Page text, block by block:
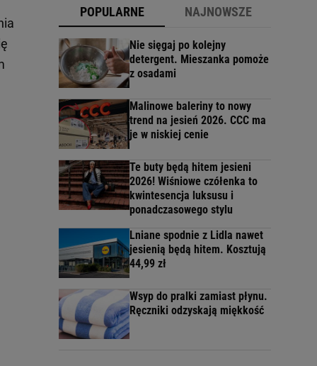
POPULARNE NAJNOWSZE
Nie sięgaj po kolejny
detergent. Mieszanka pomoże
z osadami
Malinowe baleriny to nowy
trend na jesień 2026. CCC ma
je w niskiej cenie
Te buty będą hitem jesieni
2026! Wiśniowe czółenka to
kwintesencja luksusu i
ponadczasowego stylu
Lniane spodnie z Lidla nawet
jesienią będą hitem. Kosztują
44,99 zł
Wsyp do pralki zamiast płynu.
Ręczniki odzyskają miękkość